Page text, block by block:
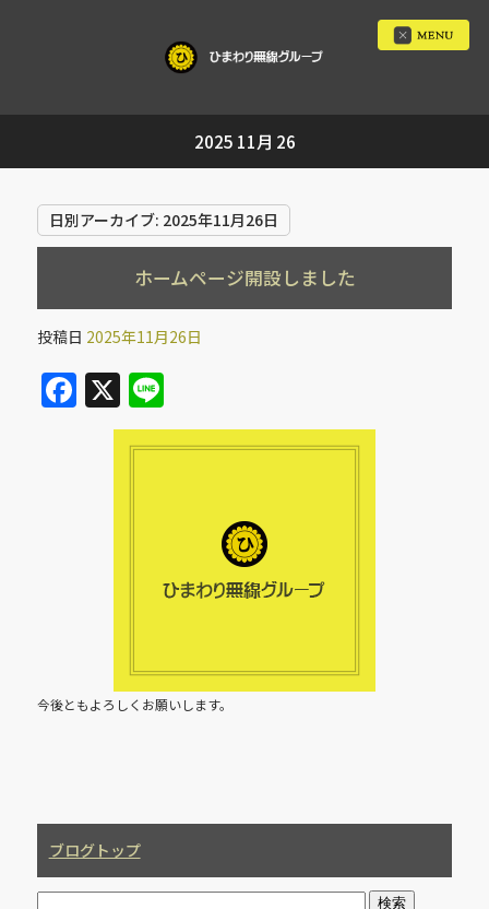
2025 11月 26
日別アーカイブ: 2025年11月26日
ホームページ開設しました
投稿日 2025年11月26日
F X Li
n
e
今後ともよろしくお願いします。
ブログトップ